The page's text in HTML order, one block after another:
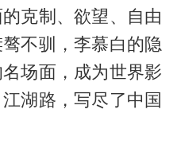
克制、欲望、自由
不驯，李慕白的隐
场面，成为世界影
湖路，写尽了中国